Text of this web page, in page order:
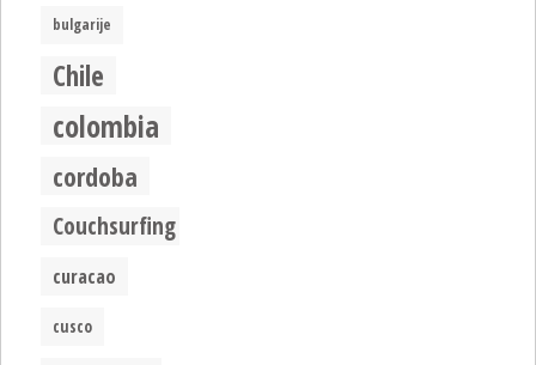
bulgarije
Chile
colombia
cordoba
Couchsurfing
curacao
cusco